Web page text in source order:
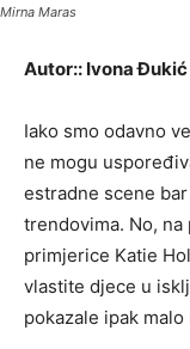
Mirna Maras
Autor:: Ivona
Iako smo odavno
ne mogu
estradne scene
trendovima. No,
primjerice Katie
vlastite djece u
pokazale ipak